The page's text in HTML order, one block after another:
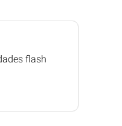
flash